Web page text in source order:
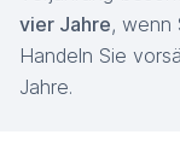
vier Jahre, wenn
Handeln Sie
Jahre.